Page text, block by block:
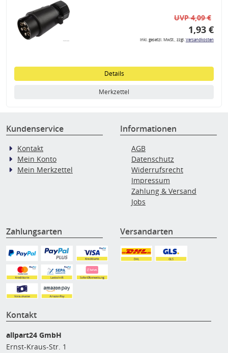
UVP 4,09 €
1,93 €
inkl. gesetzl. MwSt., zzgl.Versandkosten
Details
Merkzettel
Kundenservice
Kontakt
Mein Konto
Mein Merkzettel
Informationen
AGB
Datenschutz
Widerrufsrecht
Impressum
Zahlung & Versand
Jobs
Zahlungsarten Versandarten
Kontakt
allpart24 GmbH
Ernst-Kraus-Str. 1